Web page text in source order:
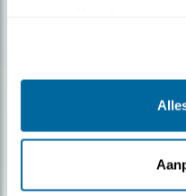
Ontvang 5 x
Vogels is het tijdschrift